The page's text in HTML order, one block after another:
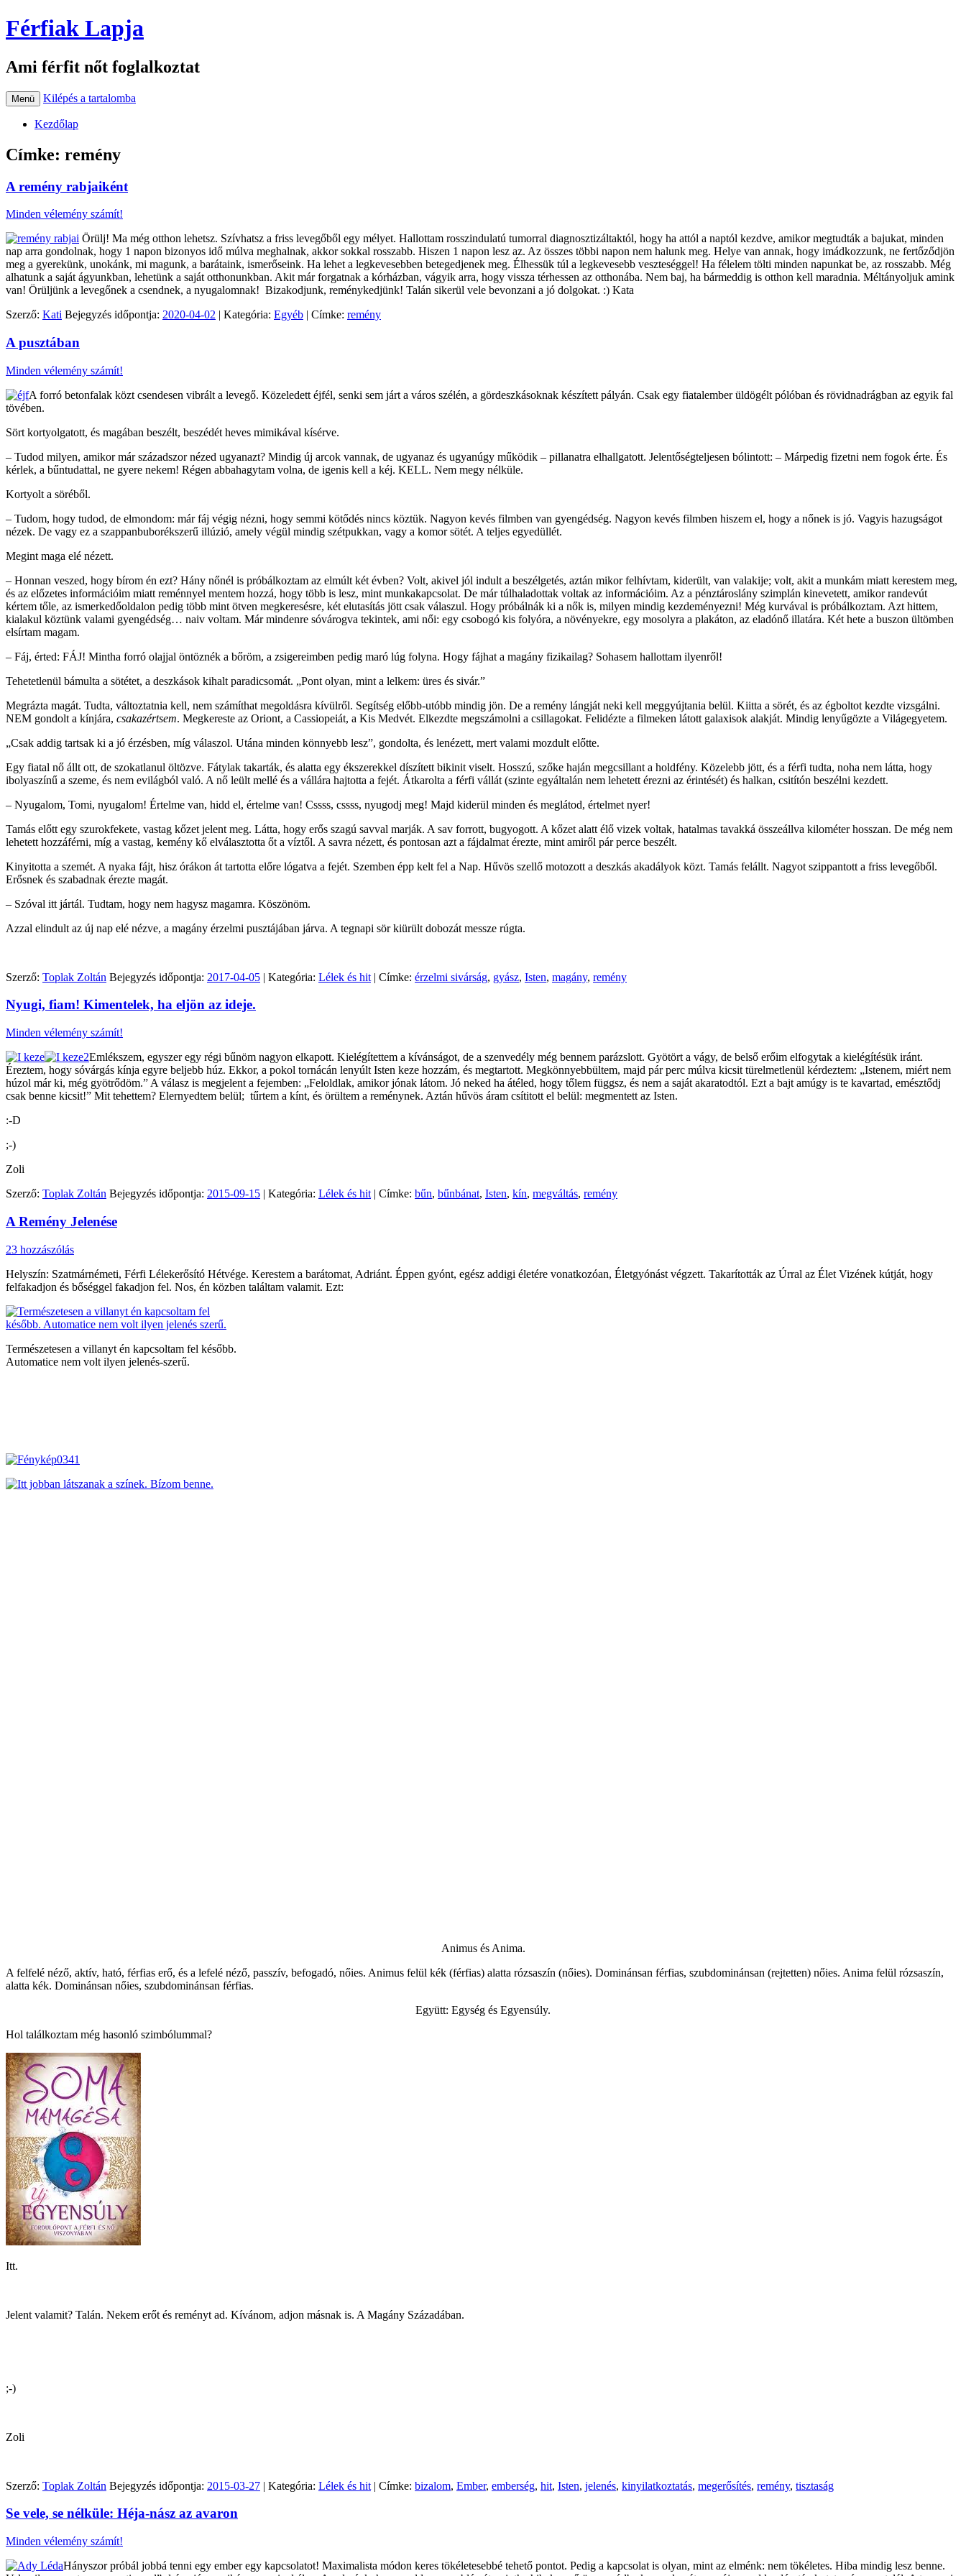
Férfiak Lapja
Ami férfit nőt foglalkoztat
Menü Kilépés a tartalomba
Kezdőlap
Címke: remény
A remény rabjaiként
Minden vélemény számít!
Örülj! Ma még otthon lehetsz. Szívhatsz a friss levegőből egy mélyet. Hallottam rosszindulatú tumorral diagnosztizáltaktól, hogy ha attól a naptól kezdve, amikor megtudták a bajukat, minden
nap arra gondolnak, hogy 1 napon bizonyos idő múlva meghalnak, akkor sokkal rosszabb. Hiszen 1 napon lesz az. Az összes többi napon nem halunk meg. Helye van annak, hogy imádkozzunk, ne fertőződjön
meg a gyerekünk, unokánk, mi magunk, a barátaink, ismerőseink. Ha lehet a legkevesebben betegedjenek meg. Élhessük túl a legkevesebb veszteséggel! Ha félelem tölti minden napunkat be, az rosszabb. Még
alhatunk a saját ágyunkban, lehetünk a saját otthonunkban. Akit már forgatnak a kórházban, vágyik arra, hogy vissza térhessen az otthonába. Nem baj, ha bármeddig is otthon kell maradnia. Méltányoljuk amink
van! Örüljünk a levegőnek a csendnek, a nyugalomnak! Bizakodjunk, reménykedjünk! Talán sikerül vele bevonzani a jó dolgokat. :) Kata
Szerző: Kati Bejegyzés időpontja: 2020-04-02 | Kategória: Egyéb | Címke: remény
A pusztában
Minden vélemény számít!
A forró betonfalak közt csendesen vibrált a levegő. Közeledett éjfél, senki sem járt a város szélén, a gördeszkásoknak készített pályán. Csak egy fiatalember üldögélt pólóban és rövidnadrágban az egyik fal
tövében.
Sört kortyolgatott, és magában beszélt, beszédét heves mimikával kísérve.
– Tudod milyen, amikor már századszor nézed ugyanazt? Mindig új arcok vannak, de ugyanaz és ugyanúgy működik – pillanatra elhallgatott. Jelentőségteljesen bólintott: – Márpedig fizetni nem fogok érte. És
kérlek, a bűntudattal, ne gyere nekem! Régen abbahagytam volna, de igenis kell a kéj. KELL. Nem megy nélküle.
Kortyolt a söréből.
– Tudom, hogy tudod, de elmondom: már fáj végig nézni, hogy semmi kötődés nincs köztük. Nagyon kevés filmben van gyengédség. Nagyon kevés filmben hiszem el, hogy a nőnek is jó. Vagyis hazugságot
nézek. De vagy ez a szappanbuborékszerű illúzió, amely végül mindig szétpukkan, vagy a komor sötét. A teljes egyedüllét.
Megint maga elé nézett.
– Honnan veszed, hogy bírom én ezt? Hány nőnél is próbálkoztam az elmúlt két évben? Volt, akivel jól indult a beszélgetés, aztán mikor felhívtam, kiderült, van valakije; volt, akit a munkám miatt kerestem meg,
és az előzetes információim miatt reménnyel mentem hozzá, hogy több is lesz, mint munkakapcsolat. De már túlhaladottak voltak az információim. Az a pénztároslány szimplán kinevetett, amikor randevút
kértem tőle, az ismerkedőoldalon pedig több mint ötven megkeresésre, két elutasítás jött csak válaszul. Hogy próbálnák ki a nők is, milyen mindig kezdeményezni! Még kurvával is próbálkoztam. Azt hittem,
kialakul köztünk valami gyengédség… naiv voltam. Már mindenre sóvárogva tekintek, ami női: egy csobogó kis folyóra, a növényekre, egy mosolyra a plakáton, az eladónő illatára. Két hete a buszon ültömben
elsírtam magam.
– Fáj, érted: FÁJ! Mintha forró olajjal öntöznék a bőröm, a zsigereimben pedig maró lúg folyna. Hogy fájhat a magány fizikailag? Sohasem hallottam ilyenről!
Tehetetlenül bámulta a sötétet, a deszkások kihalt paradicsomát. „Pont olyan, mint a lelkem: üres és sivár.”
Megrázta magát. Tudta, változtatnia kell, nem számíthat megoldásra kívülről. Segítség előbb-utóbb mindig jön. De a remény lángját neki kell meggyújtania belül. Kiitta a sörét, és az égboltot kezdte vizsgálni.
NEM gondolt a kínjára, csakazértsem. Megkereste az Oriont, a Cassiopeiát, a Kis Medvét. Elkezdte megszámolni a csillagokat. Felidézte a filmeken látott galaxisok alakját. Mindig lenyűgözte a Világegyetem.
„Csak addig tartsak ki a jó érzésben, míg válaszol. Utána minden könnyebb lesz”, gondolta, és lenézett, mert valami mozdult előtte.
Egy fiatal nő állt ott, de szokatlanul öltözve. Fátylak takarták, és alatta egy ékszerekkel díszített bikinit viselt. Hosszú, szőke haján megcsillant a holdfény. Közelebb jött, és a férfi tudta, noha nem látta, hogy
ibolyaszínű a szeme, és nem evilágból való. A nő leült mellé és a vállára hajtotta a fejét. Átkarolta a férfi vállát (szinte egyáltalán nem lehetett érezni az érintését) és halkan, csitítón beszélni kezdett.
– Nyugalom, Tomi, nyugalom! Értelme van, hidd el, értelme van! Cssss, cssss, nyugodj meg! Majd kiderül minden és meglátod, értelmet nyer!
Tamás előtt egy szurokfekete, vastag kőzet jelent meg. Látta, hogy erős szagú savval marják. A sav forrott, bugyogott. A kőzet alatt élő vizek voltak, hatalmas tavakká összeállva kilométer hosszan. De még nem
lehetett hozzáférni, míg a vastag, kemény kő elválasztotta őt a víztől. A savra nézett, és pontosan azt a fájdalmat érezte, mint amiről pár perce beszélt.
Kinyitotta a szemét. A nyaka fájt, hisz órákon át tartotta előre lógatva a fejét. Szemben épp kelt fel a Nap. Hűvös szellő motozott a deszkás akadályok közt. Tamás felállt. Nagyot szippantott a friss levegőből.
Erősnek és szabadnak érezte magát.
– Szóval itt jártál. Tudtam, hogy nem hagysz magamra. Köszönöm.
Azzal elindult az új nap elé nézve, a magány érzelmi pusztájában járva. A tegnapi sör kiürült dobozát messze rúgta.
Szerző: Toplak Zoltán Bejegyzés időpontja: 2017-04-05 | Kategória: Lélek és hit | Címke: érzelmi sivárság, gyász, Isten, magány, remény
Nyugi, fiam! Kimentelek, ha eljön az ideje.
Minden vélemény számít!
Emlékszem, egyszer egy régi bűnöm nagyon elkapott. Kielégítettem a kívánságot, de a szenvedély még bennem parázslott. Gyötört a vágy, de belső erőim elfogytak a kielégítésük iránt.
Éreztem, hogy sóvárgás kínja egyre beljebb húz. Ekkor, a pokol tornácán lenyúlt Isten keze hozzám, és megtartott. Megkönnyebbültem, majd pár perc múlva kicsit türelmetlenül kérdeztem: „Istenem, miért nem
húzol már ki, még gyötrődöm.” A válasz is megjelent a fejemben: „Feloldlak, amikor jónak látom. Jó neked ha átéled, hogy tőlem függsz, és nem a saját akaratodtól. Ezt a bajt amúgy is te kavartad, emésztődj
csak benne kicsit!” Mit tehettem? Elernyedtem belül; tűrtem a kínt, és örültem a reménynek. Aztán hűvös áram csítitott el belül: megmentett az Isten.
:-D
;-)
Zoli
Szerző: Toplak Zoltán Bejegyzés időpontja: 2015-09-15 | Kategória: Lélek és hit | Címke: bűn, bűnbánat, Isten, kín, megváltás, remény
A Remény Jelenése
23 hozzászólás
Helyszín: Szatmárnémeti, Férfi Lélekerősító Hétvége. Kerestem a barátomat, Adriánt. Éppen gyónt, egész addigi életére vonatkozóan, Életgyónást végzett. Takarították az Úrral az Élet Vizének kútját, hogy
felfakadjon és bőséggel fakadjon fel. Nos, én közben találtam valamit. Ezt:
Természetesen a villanyt én kapcsoltam fel később.
Automatice nem volt ilyen jelenés-szerű.
Animus és Anima.
A felfelé néző, aktív, ható, férfias erő, és a lefelé néző, passzív, befogadó, nőies. Animus felül kék (férfias) alatta rózsaszín (nőies). Dominánsan férfias, szubdominánsan (rejtetten) nőies. Anima felül rózsaszín,
alatta kék. Dominánsan nőies, szubdominánsan férfias.
Együtt: Egység és Egyensúly.
Hol találkoztam még hasonló szimbólummal?
Itt.
Jelent valamit? Talán. Nekem erőt és reményt ad. Kívánom, adjon másnak is. A Magány Századában.
;-)
Zoli
Szerző: Toplak Zoltán Bejegyzés időpontja: 2015-03-27 | Kategória: Lélek és hit | Címke: bizalom, Ember, emberség, hit, Isten, jelenés, kinyilatkoztatás, megerősítés, remény, tisztaság
Se vele, se nélküle: Héja-nász az avaron
Minden vélemény számít!
Hányszor próbál jobbá tenni egy ember egy kapcsolatot! Maximalista módon keres tökéletesebbé tehető pontot. Pedig a kapcsolat is olyan, mint az elménk: nem tökéletes. Hiba mindig lesz benne.